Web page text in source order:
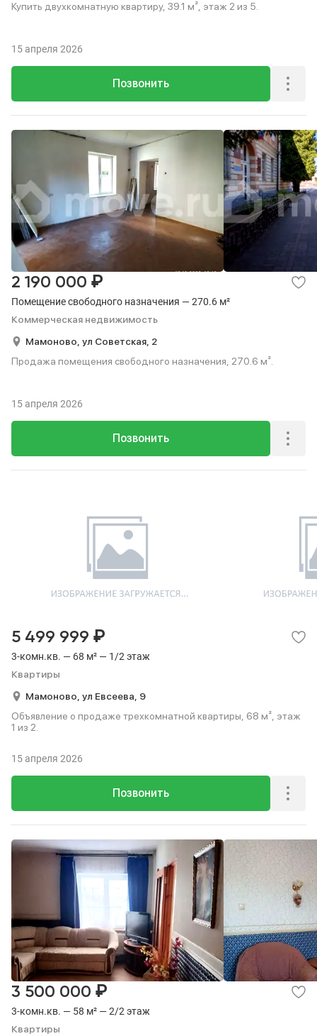
Купить двухкомнатную квартиру, 39.1 м², этаж 2 из 5.
Позвонить
15 апреля 2026
Помещение свободного назначения — 270.6 м²
Коммерческая недвижимость
2 190 000 ₽
Мамоново, ул Советская, 2
Продажа помещения свободного назначения, 270.6 м².
Позвонить
15 апреля 2026
3-комн.кв. — 68 м² — 1/2 этаж
Квартиры
5 499 999 ₽
Мамоново, ул Евсеева, 9
Объявление о продаже трехкомнатной квартиры, 68 м², этаж
1 из 2.
Позвонить
15 апреля 2026
3-комн.кв. — 58 м² — 2/2 этаж
Квартиры
3 500 000 ₽